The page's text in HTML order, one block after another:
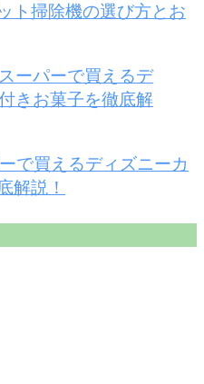
ト掃除機の選び方とお
で買えるディズニーカ
解説！